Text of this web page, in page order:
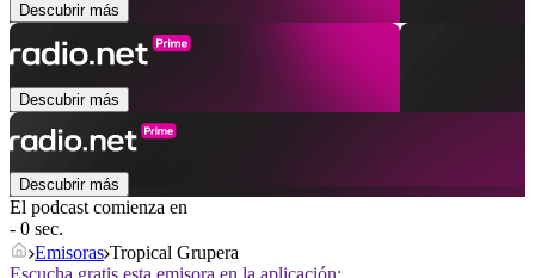
Descubrir más
Descubrir más
Descubrir más
El podcast comienza en
- 0 sec.
Emisoras Tropical Grupera